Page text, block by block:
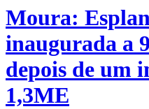
Moura:
inaugurada a
depois de um
1,3ME